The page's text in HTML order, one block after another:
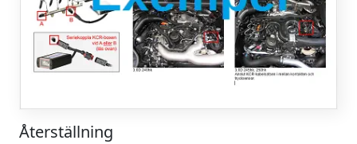
Återställning